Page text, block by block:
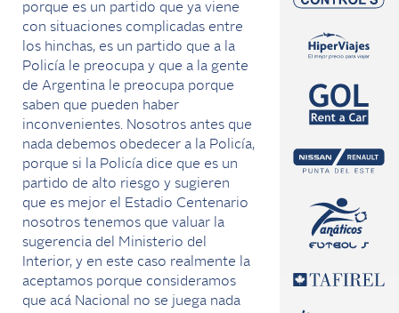
porque es un partido que ya viene
con situaciones complicadas entre
los hinchas, es un partido que a la
Policía le preocupa y que a la gente
de Argentina le preocupa porque
saben que pueden haber
inconvenientes. Nosotros antes que
nada debemos obedecer a la Policía,
porque si la Policía dice que es un
partido de alto riesgo y sugieren
que es mejor el Estadio Centenario
nosotros tenemos que valuar la
sugerencia del Ministerio del
Interior, y en este caso realmente la
aceptamos porque consideramos
que acá Nacional no se juega nada